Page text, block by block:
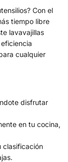
Con el
tiempo libre
lavavajillas
cualquier
disfrutar
en tu cocina,
clasificación